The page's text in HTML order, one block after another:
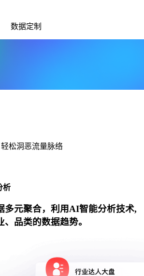
数据定制
松洞恶流量脉络
析
多元聚合，利用AI智能分析技术,
品类的数据趋势。